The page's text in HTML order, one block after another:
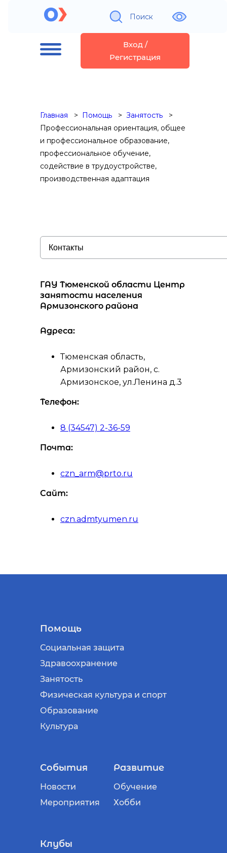
Поиск
Вход /
Регистрация
Главная Помощь
Занятость
Профессиональная ориентация, общее
и профессиональное образование,
профессиональное обучение,
содействие в трудоустройстве,
производственная адаптация
ГАУ Тюменской области Центр
занятости населения
Армизонского района
Адреса:
Тюменская область,
Армизонский район, с.
Армизонское, ул.Ленина д.3
Телефон:
8 (34547) 2-36-59
Почта:
czn_arm@prto.ru
Сайт:
czn.admtyumen.ru
Помощь
Социальная защита
Здравоохранение
Занятость
Физическая культура и спорт
Образование
Культура
События
Новости
Мероприятия
Развитие
Обучение
Хобби
Клубы